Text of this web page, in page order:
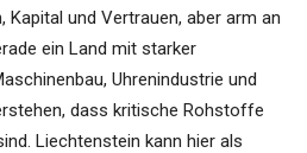
Kapital und Vertrauen, aber arm an
ein Land mit starker
Uhrenindustrie und
dass kritische Rohstoffe
Liechtenstein kann hier als